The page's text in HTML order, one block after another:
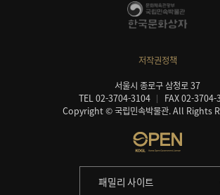
저작권정책
서울시 종로구 삼청로 37
TEL 02-3704-3104
FAX 02-3704-
Copyright © 국립민속박물관. All Rights
패밀리 사이트